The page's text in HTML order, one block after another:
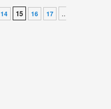
14 15 16 17 ...